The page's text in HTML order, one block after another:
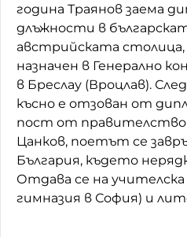
година Траянов заема
длъжности в
австрийската столица,
назначен в Генерално
в Бреслау (Вроцлав).
късно е отзован от
пост от
Цанков, поетът се
България, където
Отдава се на
гимназия в София) и